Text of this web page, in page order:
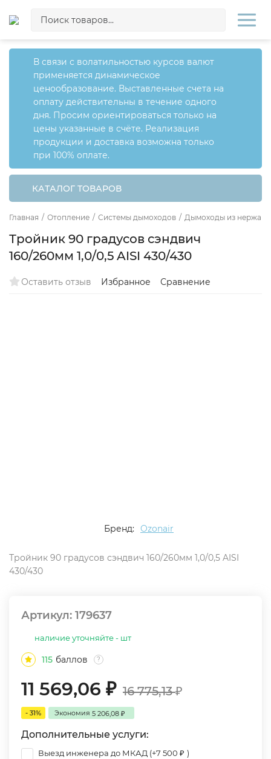
В связи с волатильностью курсов валют
применяется динамическое
ценообразование. Выставленные счета на
оплату действительны в течение одного
дня. Просим ориентироваться только на
цены указанные в счёте. Реализация
продукции и доставка возможна только
при 100% оплате.
КАТАЛОГ ТОВАРОВ
Главная / Отопление / Системы дымоходов / Дымоходы из
Тройник 90 градусов сэндвич
160/260мм 1,0/0,5 AISI 430/430
Оставить отзыв Избранное Сравнение
Бренд: Ozonair
Тройник 90 градусов сэндвич 160/260мм 1,0/0,5 AISI
430/430
Артикул: 179637
наличие уточняйте - шт
115 баллов ?
11 569,06 ₽ 16 775,13₽
- 31% Экономия 5 206,08 ₽
Дополнительные услуги:
Выезд инженера до МКАД (+7 500 ₽ )